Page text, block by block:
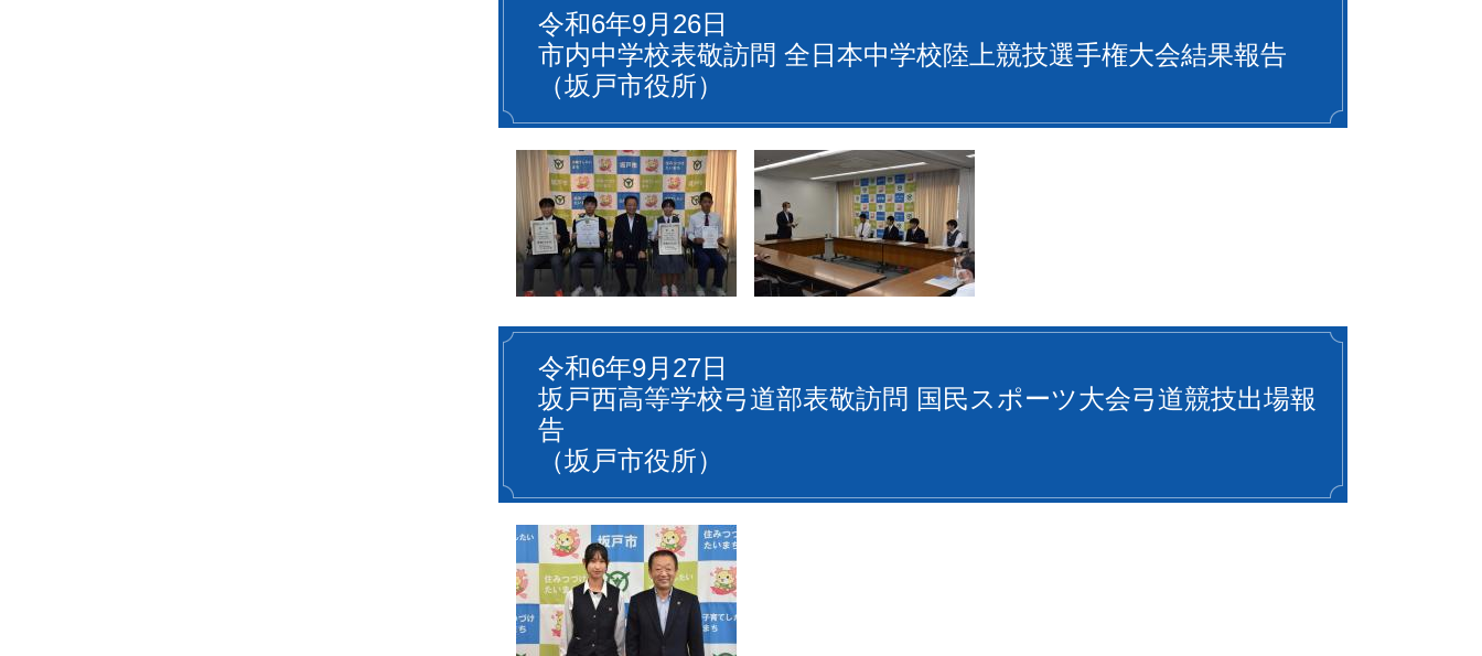
令和6年9月26日
市内中学校表敬訪問 全日本中学校陸上競技選手権大会結果報告
（坂戸市役所）
令和6年9月27日
坂戸西高等学校弓道部表敬訪問 国民スポーツ大会弓道競技出場報
告
（坂戸市役所）